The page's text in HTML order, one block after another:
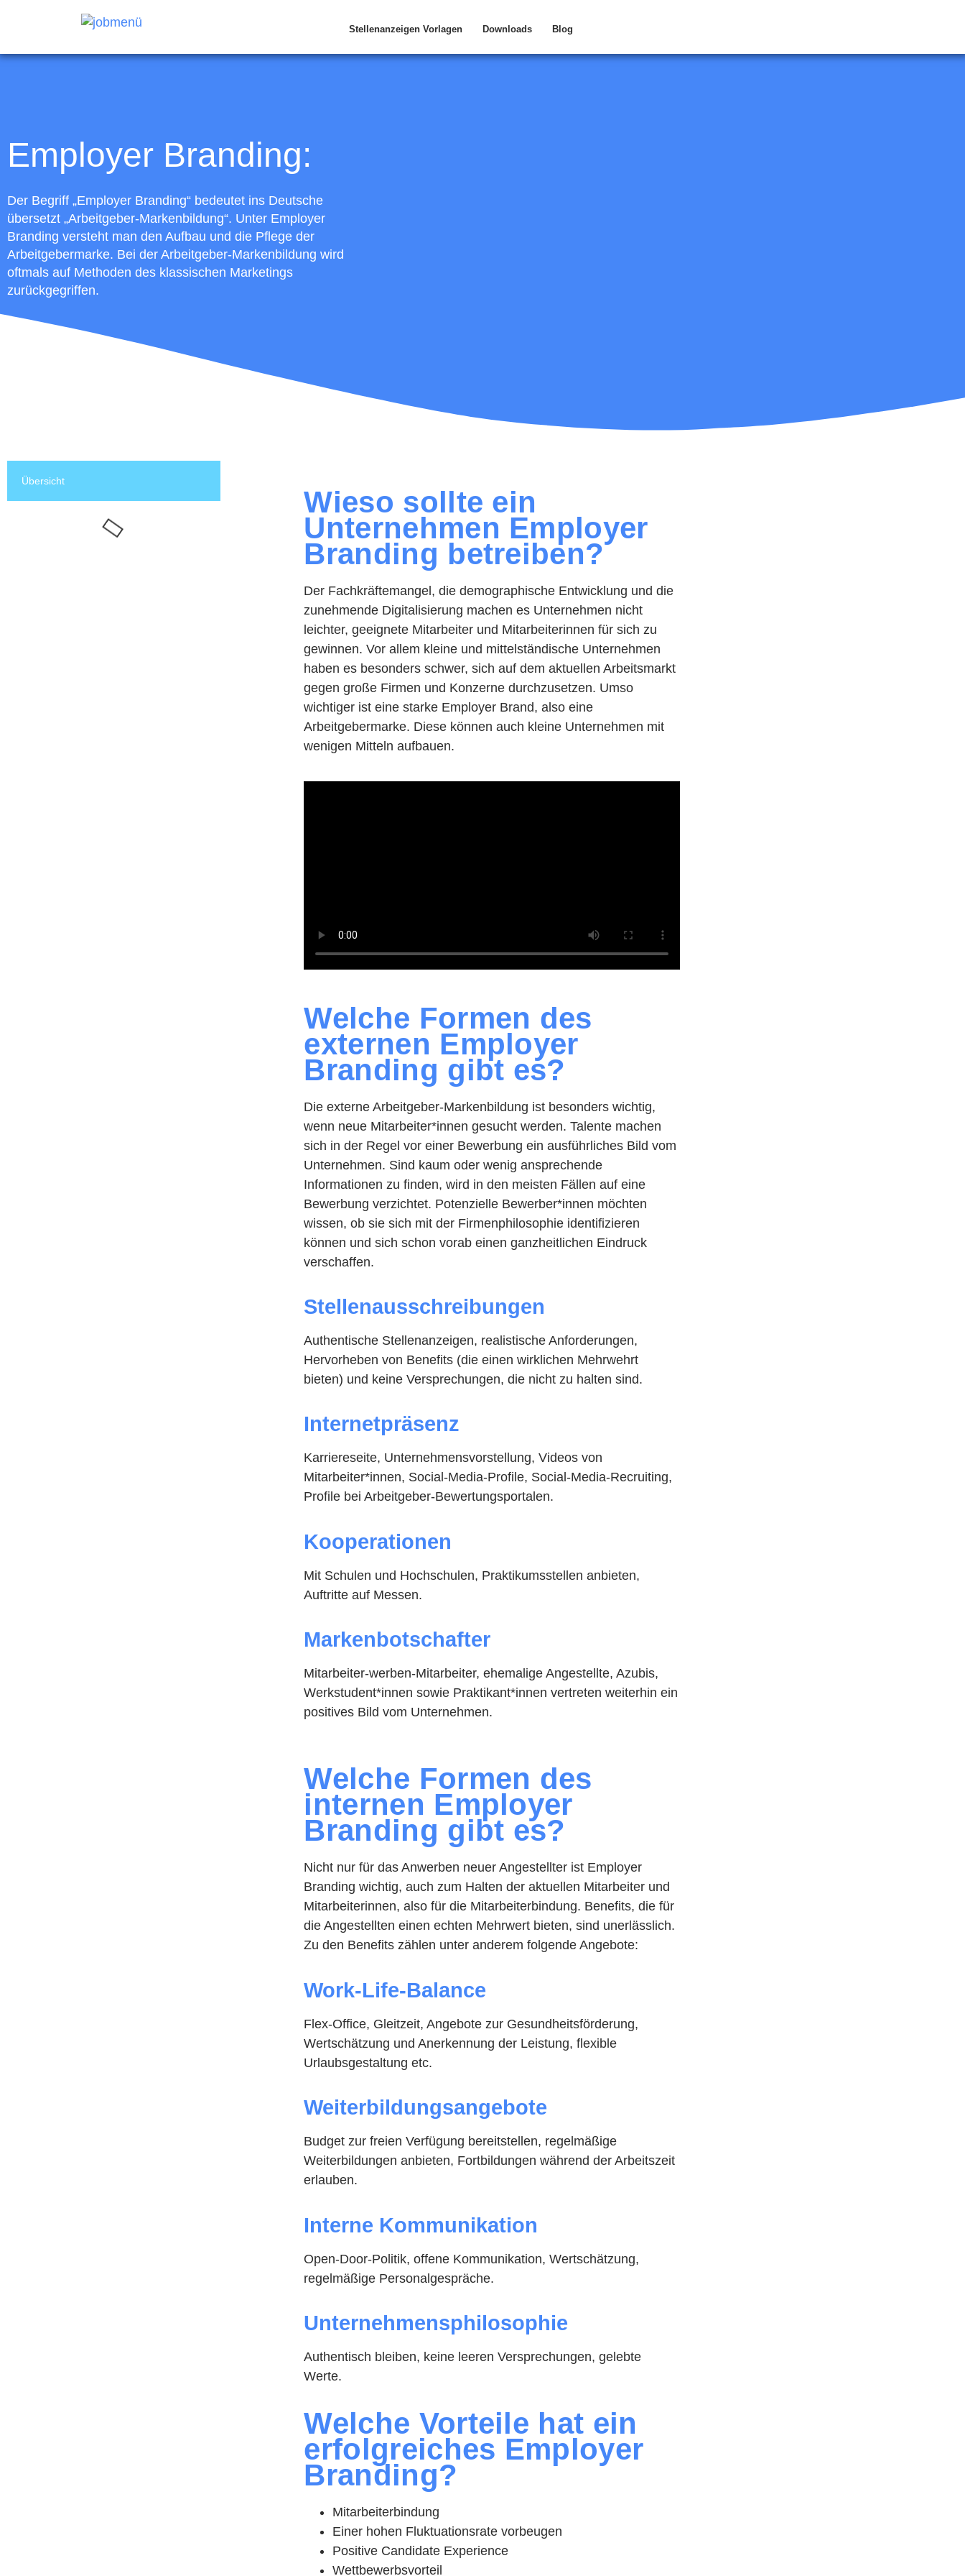
Stellenanzeigen Vorlagen Downloads Blog
Employer Branding:
Der Begriff „Employer Branding“ bedeutet ins Deutsche
übersetzt „Arbeitgeber-Markenbildung“. Unter Employer
Branding versteht man den Aufbau und die Pflege der
Arbeitgebermarke. Bei der Arbeitgeber-Markenbildung wird
oftmals auf Methoden des klassischen Marketings
zurückgegriffen.
Übersicht
Wieso sollte ein
Unternehmen Employer
Branding betreiben?
Der Fachkräftemangel, die demographische Entwicklung und die
zunehmende Digitalisierung machen es Unternehmen nicht
leichter, geeignete Mitarbeiter und Mitarbeiterinnen für sich zu
gewinnen. Vor allem kleine und mittelständische Unternehmen
haben es besonders schwer, sich auf dem aktuellen Arbeitsmarkt
gegen große Firmen und Konzerne durchzusetzen. Umso
wichtiger ist eine starke Employer Brand, also eine
Arbeitgebermarke. Diese können auch kleine Unternehmen mit
wenigen Mitteln aufbauen.
Welche Formen des
externen Employer
Branding gibt es?
Die externe Arbeitgeber-Markenbildung ist besonders wichtig,
wenn neue Mitarbeiter*innen gesucht werden. Talente machen
sich in der Regel vor einer Bewerbung ein ausführliches Bild vom
Unternehmen. Sind kaum oder wenig ansprechende
Informationen zu finden, wird in den meisten Fällen auf eine
Bewerbung verzichtet. Potenzielle Bewerber*innen möchten
wissen, ob sie sich mit der Firmenphilosophie identifizieren
können und sich schon vorab einen ganzheitlichen Eindruck
verschaffen.
Stellenausschreibungen
Authentische Stellenanzeigen, realistische Anforderungen,
Hervorheben von Benefits (die einen wirklichen Mehrwehrt
bieten) und keine Versprechungen, die nicht zu halten sind.
Internetpräsenz
Karriereseite, Unternehmensvorstellung, Videos von
Mitarbeiter*innen, Social-Media-Profile, Social-Media-Recruiting,
Profile bei Arbeitgeber-Bewertungsportalen.
Kooperationen
Mit Schulen und Hochschulen, Praktikumsstellen anbieten,
Auftritte auf Messen.
Markenbotschafter
Mitarbeiter-werben-Mitarbeiter, ehemalige Angestellte, Azubis,
Werkstudent*innen sowie Praktikant*innen vertreten weiterhin ein
positives Bild vom Unternehmen.
Welche Formen des
internen Employer
Branding gibt es?
Nicht nur für das Anwerben neuer Angestellter ist Employer
Branding wichtig, auch zum Halten der aktuellen Mitarbeiter und
Mitarbeiterinnen, also für die Mitarbeiterbindung. Benefits, die für
die Angestellten einen echten Mehrwert bieten, sind unerlässlich.
Zu den Benefits zählen unter anderem folgende Angebote:
Work-Life-Balance
Flex-Office, Gleitzeit, Angebote zur Gesundheitsförderung,
Wertschätzung und Anerkennung der Leistung, flexible
Urlaubsgestaltung etc.
Weiterbildungsangebote
Budget zur freien Verfügung bereitstellen, regelmäßige
Weiterbildungen anbieten, Fortbildungen während der Arbeitszeit
erlauben.
Interne Kommunikation
Open-Door-Politik, offene Kommunikation, Wertschätzung,
regelmäßige Personalgespräche.
Unternehmensphilosophie
Authentisch bleiben, keine leeren Versprechungen, gelebte
Werte.
Welche Vorteile hat ein
erfolgreiches Employer
Branding?
Mitarbeiterbindung
Einer hohen Fluktuationsrate vorbeugen
Positive Candidate Experience
Wettbewerbsvorteil